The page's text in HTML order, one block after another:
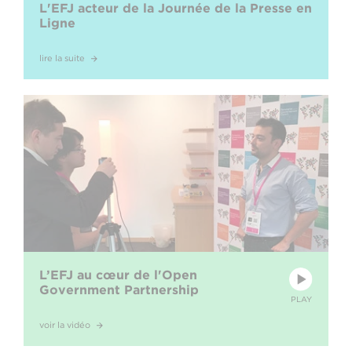
L'EFJ acteur de la Journée de la Presse en
Ligne
lire la suite
PLAY
L’EFJ au cœur de l'Open
Government Partnership
voir la vidéo